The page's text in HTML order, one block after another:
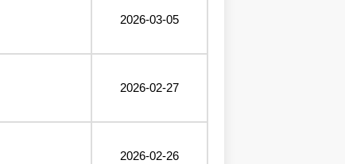
2026-03-05
2026-02-27
2026-02-26